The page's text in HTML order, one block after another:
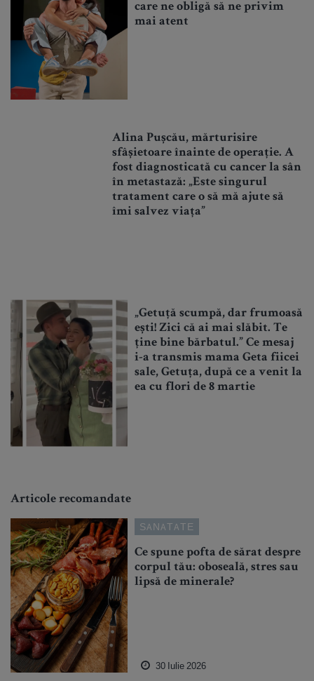
care ne obligă să ne privim
mai atent
Alina Pușcău, mărturisire
sfâșietoare înainte de operație. A
fost diagnosticată cu cancer la sân
în metastază: „Este singurul
tratament care o să mă ajute să
îmi salvez viața”
„Getuță scumpă, dar frumoasă
ești! Zici că ai mai slăbit. Te
ține bine bărbatul.” Ce mesaj
i-a transmis mama Geta fiicei
sale, Getuța, după ce a venit la
ea cu flori de 8 martie
Articole recomandate
SANATATE
Ce spune pofta de sărat despre
corpul tău: oboseală, stres sau
lipsă de minerale?
30 Iulie 2026